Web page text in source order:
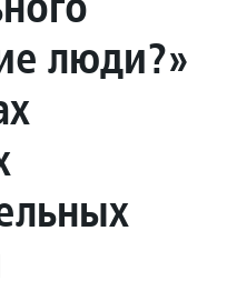
люди?»